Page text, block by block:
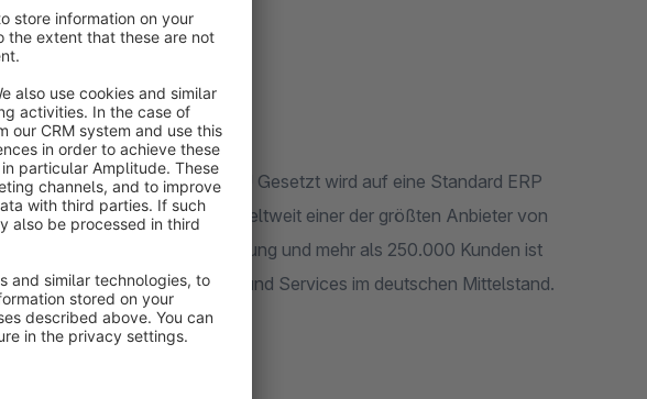
ist ein bewährter Standard! Gesetzt wird auf eine Standard ERP
mehr als 6 Millionen Kunden weltweit einer der größten Anbieter von
Mit über 25 Jahren Erfahrung und mehr als 250.000 Kunden ist
Software und Services im deutschen Mittelstand.
(Auszug)